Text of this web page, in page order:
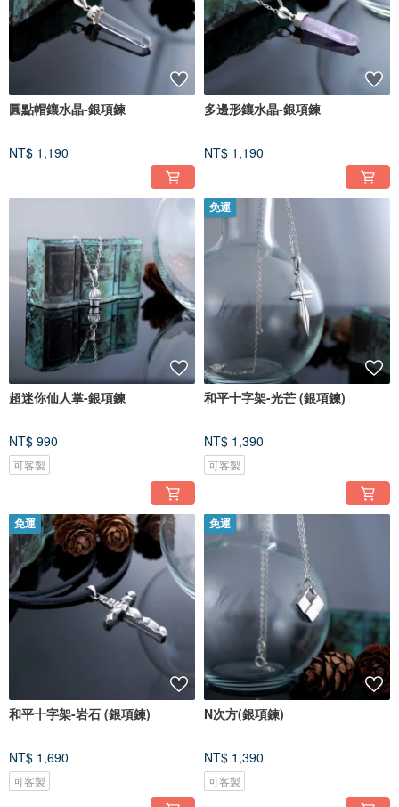
圓點帽鑲水晶-銀項鍊
NT$ 1,190
多邊形鑲水晶-銀項鍊
NT$ 1,190
超迷你仙人掌-銀項鍊
NT$ 990
可客製
免運
和平十字架-光芒 (銀項鍊)
NT$ 1,390
可客製
免運
和平十字架-岩石 (銀項鍊)
NT$ 1,690
可客製
免運
N次方(銀項鍊)
NT$ 1,390
可客製